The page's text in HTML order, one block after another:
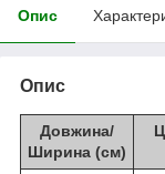
Опис
Опис
Довжина/
Ширина (см)